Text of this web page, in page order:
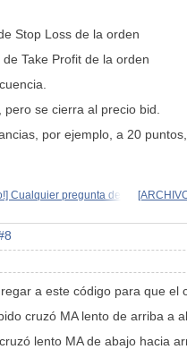
Stop Loss de la orden
de Take Profit de la orden
se cierra al precio bid.
por ejemplo, a 20
Cualquier pregunta de
a este código para que el
cruzó MA lento de arriba a
lento MA de abajo hacia